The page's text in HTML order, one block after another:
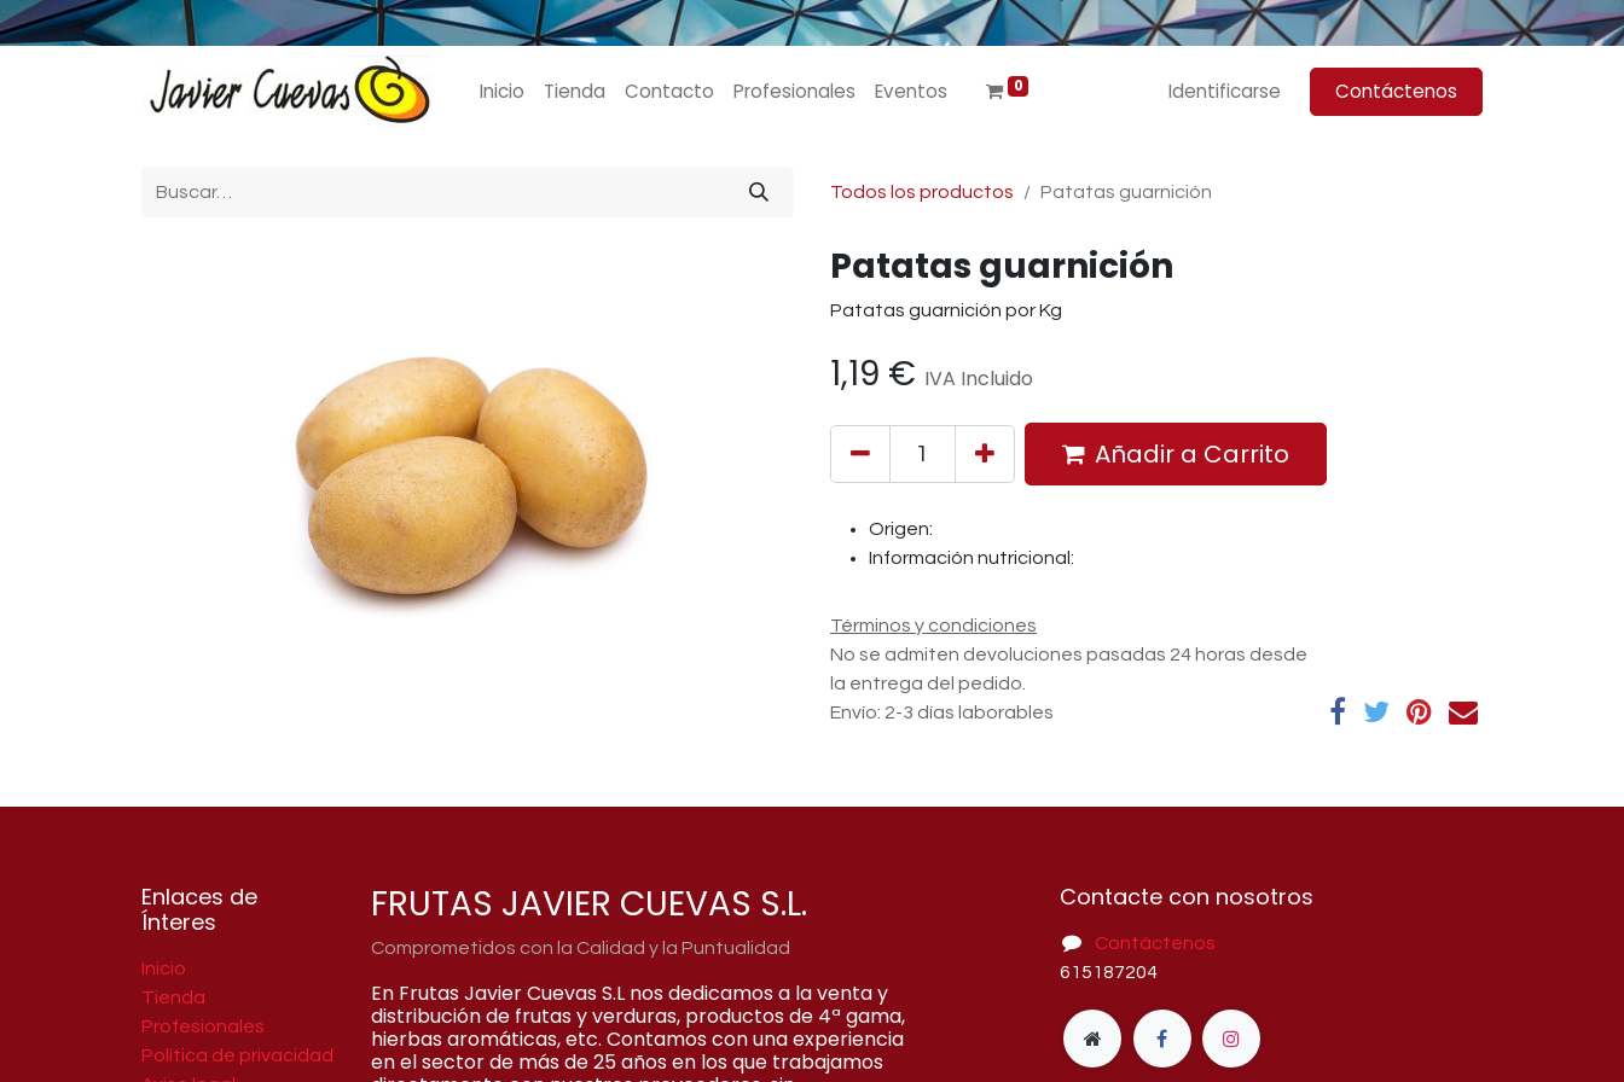
Inicio Tienda Contacto Profesionales Eventos 0 Identificarse Contáctenos
Todos los productos Patatas guarnición
Patatas guarnición
Patatas guarnición por Kg
1,19 € IVA Incluido
Añadir a Carrito
Origen:
Información nutricional:
Términos y condiciones
No se admiten devoluciones pasadas 24 horas desde
la entrega del pedido.
Envío: 2-3 días laborables
Enlaces de
Ínteres
Inicio
Tienda
Profesionales
Política de privacidad
FRUTAS JAVIER CUEVAS S.L.
Comprometidos con la Calidad y la Puntualidad
En Frutas Javier Cuevas S.L nos dedicamos a la venta y
distribución de frutas y verduras, productos de 4ª gama,
hierbas aromáticas, etc. Contamos con una experiencia
en el sector de más de 25 años en los que trabajamos
Contacte con nosotros
Contáctenos
615187204​